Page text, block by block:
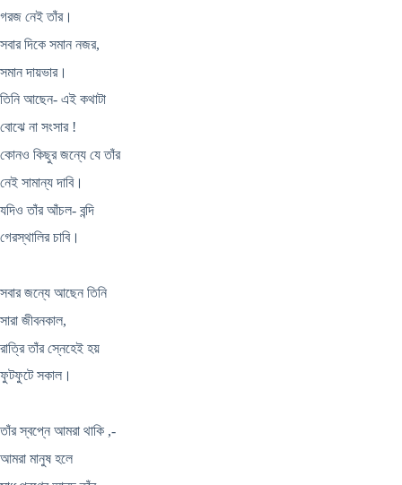
গরজ নেই তাঁর।
সবার দিকে সমান নজর,
সমান দায়ভার।
তিনি আছেন- এই কথাটা
বোঝে না সংসার !
কোনও কিছুর জন্যে যে তাঁর
নেই সামান্য দাবি।
যদিও তাঁর আঁচল- বন্দি
গেরস্থালির চাবি।
সবার জন্যে আছেন তিনি
সারা জীবনকাল,
রাত্রি তাঁর স্নেহেই হয়
ফুটফুটে সকাল।
তাঁর স্বপ্নে আমরা থাকি ,-
আমরা মানুষ হলে